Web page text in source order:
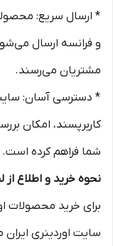
* ارسال سریع:
و فرانسه ارسال
مشتریان می‌رسند.
* دسترسی آسان: سایت
کاربرپسند، امکان
شما فراهم کرده است.
نحوه خرید و اطلاع
برای خرید محصولات
سایت اوردینری